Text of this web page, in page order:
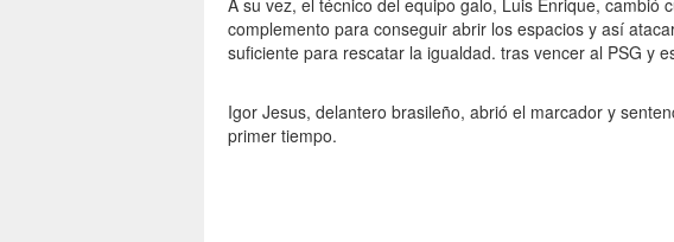
A su vez, el técnico del equipo galo, Luis Enrique, cambió
complemento para conseguir abrir los espacios y así
suficiente para rescatar la igualdad. tras vencer al PSG y
Igor Jesus, delantero brasileño, abrió el marcador y
primer tiempo.